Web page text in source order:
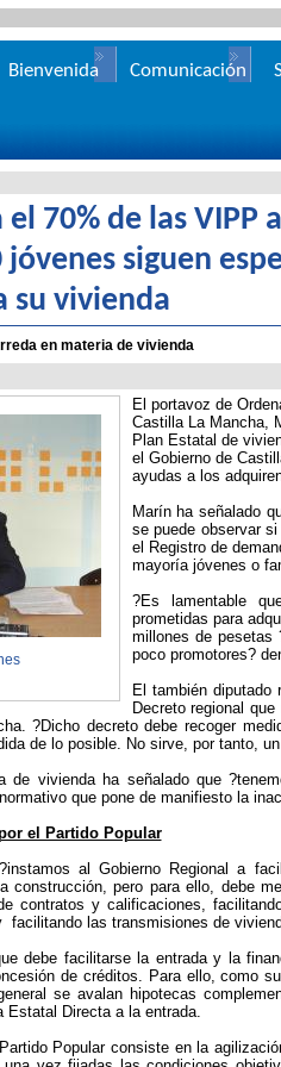
70% de las VIPP
siguen
su vivienda
en materia de vivienda
El portavoz de
Castilla La Mancha,
Plan Estatal de
el Gobierno de
ayudas a los
Marín ha señalado
se puede observar
el Registro de
mayoría jóvenes o
?Es lamentable
prometidas para
millones de pesetas
poco promotores?
El también diputado
Decreto regional
?Dicho decreto debe recoger
de lo posible. No sirve, por tanto,
de vivienda ha señalado que
que pone de manifiesto la
el Partido Popular
al Gobierno Regional a
construcción, pero para ello, debe
contratos y calificaciones,
las transmisiones de
debe facilitarse la entrada y la
de créditos. Para ello, como
se avalan hipotecas
Estatal Directa a la entrada.
Popular consiste en la
Bienvenida Comunicación